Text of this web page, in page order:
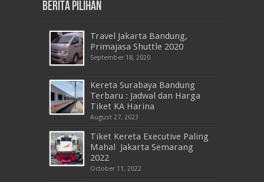
Berita Pilihan
Travel Jakarta Bandung,
Primajasa Shuttle 2020
September 18, 2020
Kereta Surabaya Bandung
Terbaru : Jadwal dan Harga
Tiket KA Harina
August 27, 2023
Tiket Kereta Executive Paling
Mahal Jakarta Semarang
2022
October 11, 2022